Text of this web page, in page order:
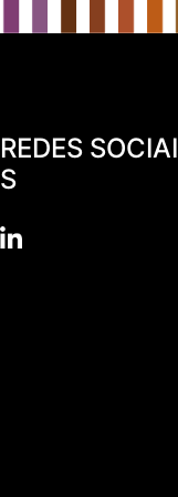
REDES SOCIAI
S